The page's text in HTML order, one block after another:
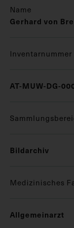
Name
Gerhard von
Inventarnummer
AT-MUW-DG-
Bildarchiv
Medizinisches
Allgemeinarzt